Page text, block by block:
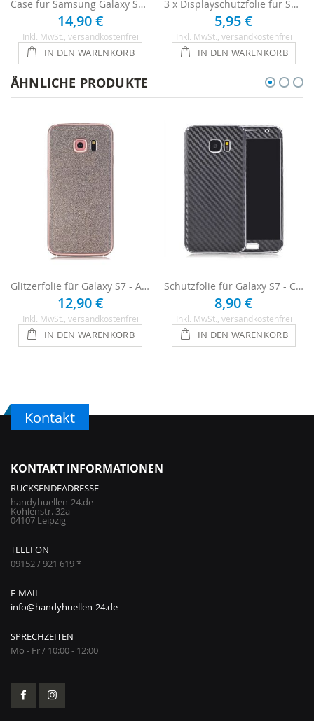
Case für Samsung Galaxy S7 - Schwarz
14,90 €
Inkl. MwSt. , versandkostenfrei
IN DEN WARENKORB
3 x Displayschutzfolie für Samsung Galaxy S7
5,95 €
Inkl. MwSt. , versandkostenfrei
IN DEN WARENKORB
ÄHNLICHE PRODUKTE
Glitzerfolie für Galaxy S7 - Anthrazit
12,90 €
Inkl. MwSt. , versandkostenfrei
IN DEN WARENKORB
Schutzfolie für Galaxy S7 - Carbon
8,90 €
Inkl. MwSt. , versandkostenfrei
IN DEN WARENKORB
Kontakt
KONTAKT INFORMATIONEN
RÜCKSENDEADRESSE
handyhuellen-24.de
Kohlenstr. 32a
04107 Leipzig
TELEFON
09152 / 921 619 *
E-MAIL
info@handyhuellen-24.de
SPRECHZEITEN
Mo - Fr / 10:00 - 12:00